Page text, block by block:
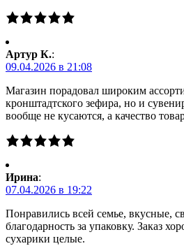
Артур К.:
09.04.2026 в 21:08
Магазин порадовал широким
кронштадтского зефира, но и
вообще не кусаются, а качество
Ирина:
07.04.2026 в 19:22
Понравились всей семье, вкусные,
благодарность за упаковку. Заказ
сухарики целые.